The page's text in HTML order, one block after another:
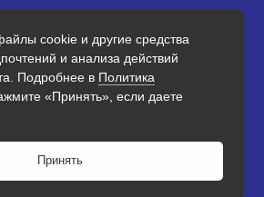
0
cookie и другие средства
и анализа действий
Подробнее в Политика
«Принять», если даете
Принять